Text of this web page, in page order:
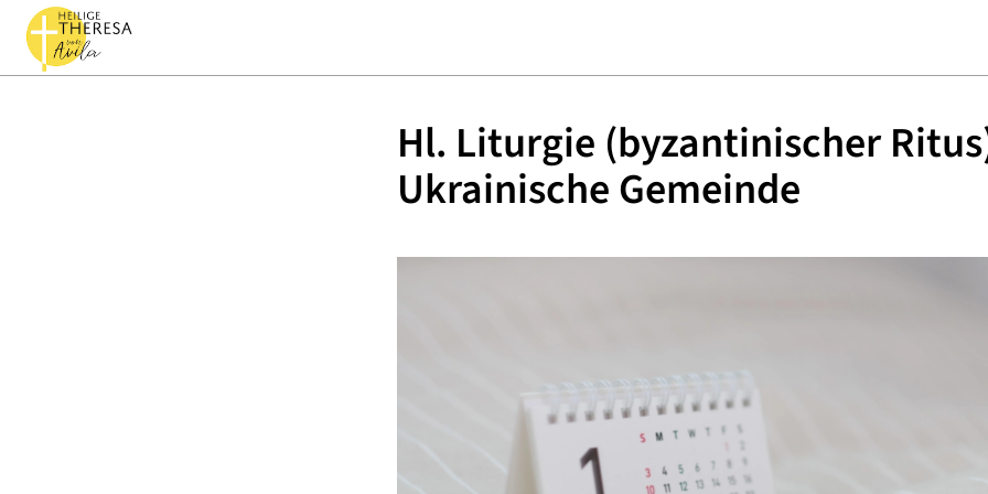
Hl. Liturgie (byzantinischer
Ukrainische Gemeinde